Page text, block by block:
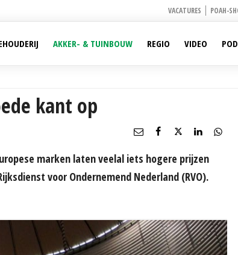
VACATURES POAH-
AKKER- & TUINBOUW REGIO VIDEO
kant op
marken laten veelal iets hogere prijzen
voor Ondernemend Nederland (RVO).